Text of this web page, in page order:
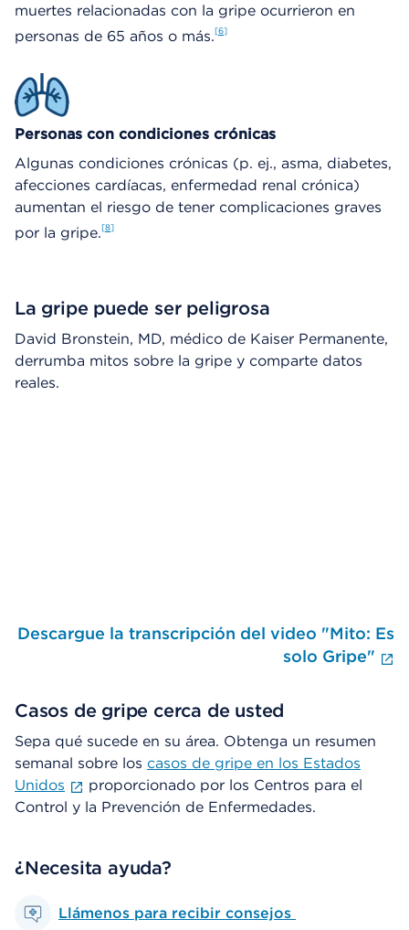
muertes relacionadas con la gripe ocurrieron en
personas de 65 años o más. 6
Personas con condiciones crónicas
Algunas condiciones crónicas (p. ej., asma, diabetes,
afecciones cardíacas, enfermedad renal crónica)
aumentan el riesgo de tener complicaciones graves
por la gripe. 8
La gripe puede ser peligrosa
David Bronstein, MD, médico de Kaiser Permanente,
derrumba mitos sobre la gripe y comparte datos
reales.
Descargue la transcripción del video "Mito: Es
solo Gripe"
Casos de gripe cerca de usted
Sepa qué sucede en su área. Obtenga un resumen
semanal sobre los casos de gripe en los Estados
Unidos
proporcionado por los Centros para el
Control y la Prevención de Enfermedades.
¿Necesita ayuda?
Llámenos para recibir consejos